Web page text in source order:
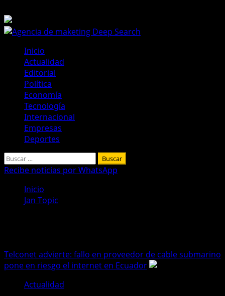
al
contenido
Menú
principal
Inicio
Actualidad
Editorial
Política
Economía
Tecnología
Internacional
Empresas
Deportes
Buscar:
Recibe noticias por WhatsApp
Inicio
Jan Topic
Telconet advierte: fallo en proveedor de cable submarino
pone en riesgo el internet en Ecuador
Actualidad